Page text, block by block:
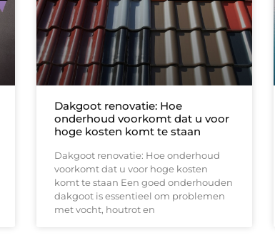
Dakgoot renovatie: Hoe
onderhoud voorkomt dat u voor
hoge kosten komt te staan
Dakgoot renovatie: Hoe onderhoud
voorkomt dat u voor hoge kosten
komt te staan Een goed onderhouden
dakgoot is essentieel om problemen
met vocht, houtrot en